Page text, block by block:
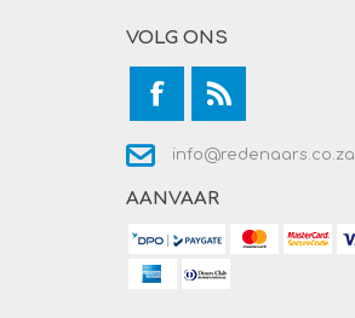
VOLG ONS
info@redenaars.co.za
AANVAAR